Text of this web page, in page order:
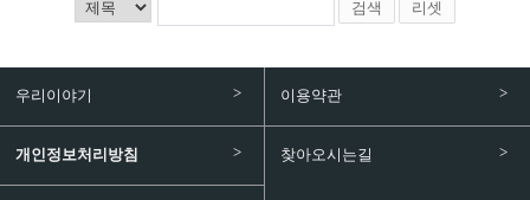
검색 리셋
우리이야기 이용약관
개인정보처리방침 찾아오시는길